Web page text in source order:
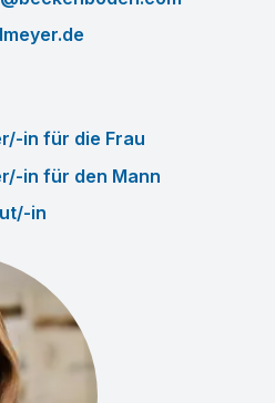
in für die Frau
in für den Mann
in